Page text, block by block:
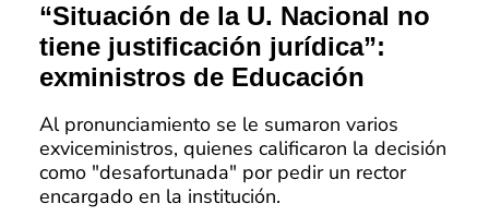
“Situación de la U. Nacional no
tiene justificación jurídica”:
exministros de Educación
Al pronunciamiento se le sumaron varios
exviceministros, quienes calificaron la decisión
como "desafortunada" por pedir un rector
encargado en la institución.